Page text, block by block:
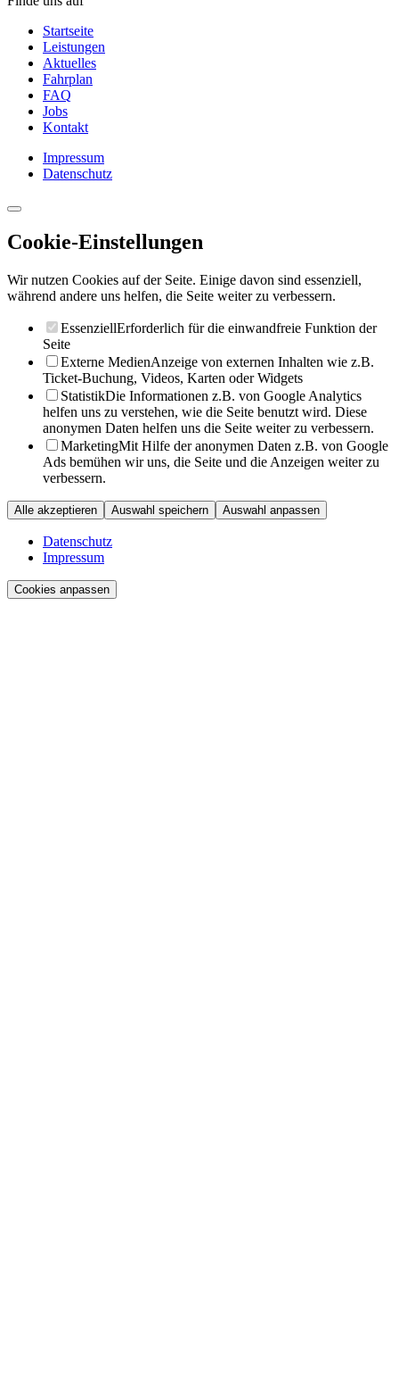
Startseite
Leistungen
Aktuelles
Fahrplan
FAQ
Jobs
Kontakt
Impressum
Datenschutz
Cookie-Einstellungen
Wir nutzen Cookies auf der Seite. Einige davon sind essenziell,
während andere uns helfen, die Seite weiter zu verbessern.
EssenziellErforderlich für die einwandfreie Funktion der
Seite
Externe MedienAnzeige von externen Inhalten wie z.B.
Ticket-Buchung, Videos, Karten oder Widgets
StatistikDie Informationen z.B. von Google Analytics
helfen uns zu verstehen, wie die Seite benutzt wird. Diese
anonymen Daten helfen uns die Seite weiter zu verbessern.
MarketingMit Hilfe der anonymen Daten z.B. von Google
Ads bemühen wir uns, die Seite und die Anzeigen weiter zu
verbessern.
Alle akzeptieren Auswahl speichern Auswahl anpassen
Datenschutz
Impressum
Cookies anpassen